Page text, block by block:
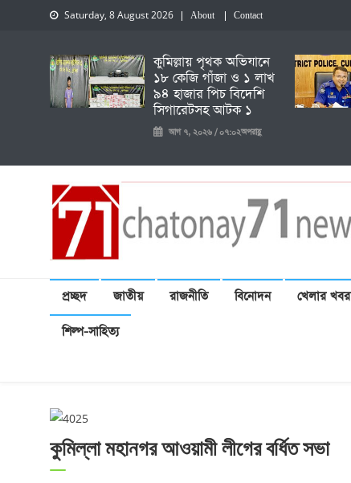
Saturday, 8 August 2026 About Contact
কুমিল্লায় পৃথক অভিযানে
১৮ কেজি গাঁজা ও ১ লাখ
৯৪ হাজার পিচ বিদেশি
সিগারেটসহ আটক ১
আগ ৭, ২০২৬ / ০৭:০২অপরাহ্ণ
প্রচ্ছদ জাতীয় রাজনীতি বিনোদন খেলার খবর
শিল্প-সাহিত্য
কুমিল্লা মহানগর আওয়ামী লীগের বর্ধিত সভা